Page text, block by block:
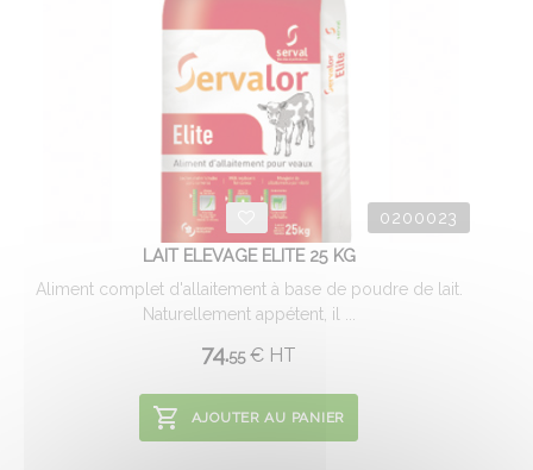
0200023
LAIT ELEVAGE ELITE 25 KG
Aliment complet d'allaitement à base de poudre de lait.
Naturellement appétent, il ...
74.55 € HT
AJOUTER AU PANIER